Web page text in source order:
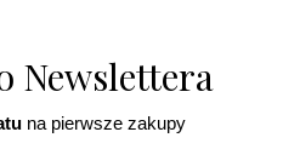
Newslettera
na pierwsze zakupy